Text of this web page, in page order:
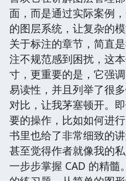
面，而是通过实际案例
的图层系统，让复杂的
关于标注的章节，简直
注不规范感到困扰，这
寸，更重要的是，它强
易读性，并且列举了很
对比，让我茅塞顿开。
要的操作，比如如何进
书里也给了非常细致的
甚至觉得作者就像我的
一步步掌握 CAD 的精